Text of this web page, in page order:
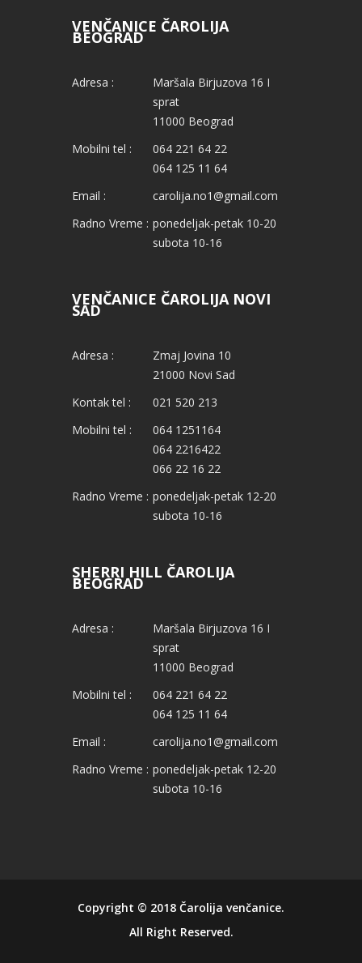
VENČANICE ČAROLIJA
BEOGRAD
Adresa :
Maršala Birjuzova 16 I
sprat
11000 Beograd
Mobilni tel :
064 221 64 22
064 125 11 64
Email :
carolija.no1@gmail.com
Radno Vreme : ponedeljak-petak 10-20
subota 10-16
VENČANICE ČAROLIJA NOVI
SAD
Adresa :
Zmaj Jovina 10
21000 Novi Sad
Kontak tel :
021 520 213
Mobilni tel :
064 1251164
064 2216422
066 22 16 22
Radno Vreme : ponedeljak-petak 12-20
subota 10-16
SHERRI HILL ČAROLIJA
BEOGRAD
Adresa :
Maršala Birjuzova 16 I
sprat
11000 Beograd
Mobilni tel :
064 221 64 22
064 125 11 64
Email :
carolija.no1@gmail.com
Radno Vreme : ponedeljak-petak 12-20
subota 10-16
Copyright © 2018 Čarolija venčanice.
All Right Reserved.